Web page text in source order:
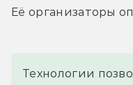
Её организаторы
Технологии